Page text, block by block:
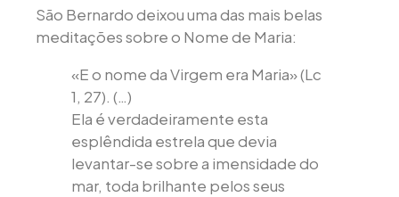
São Bernardo deixou uma das mais belas
meditações sobre o Nome de Maria:
«E o nome da Virgem era Maria» (Lc
1, 27). (…)
Ela é verdadeiramente esta
esplêndida estrela que devia
levantar-se sobre a imensidade do
mar, toda brilhante pelos seus